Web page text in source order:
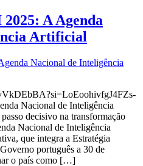
A Agenda
Artificial
Nacional de Inteligência
decisivo na transformação
Nacional de Inteligência
que integra a Estratégia
português a 30 de
o país como […]